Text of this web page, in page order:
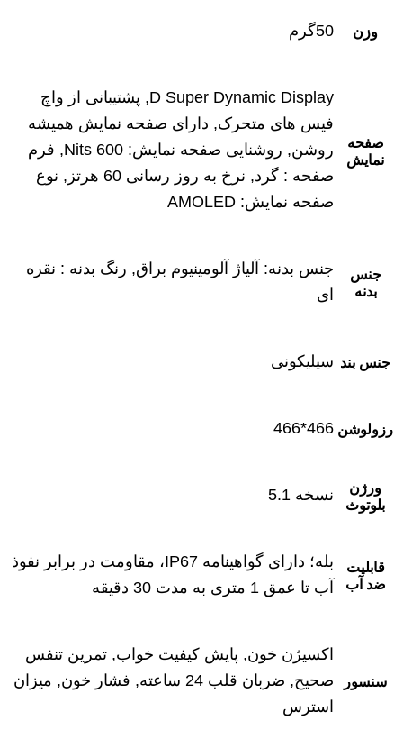
وزن 50گرم
صفحه
نمایش
D Super Dynamic Display, پشتیبانی از واچ
فیس های متحرک, دارای صفحه نمایش همیشه
روشن, روشنایی صفحه نمایش: 600 Nits, فرم
صفحه : گرد, نرخ به روز رسانی 60 هرتز, نوع
صفحه نمایش: AMOLED
جنس
بدنه
جنس بدنه: آلیاژ آلومینیوم براق, رنگ بدنه : نقره
ای
جنس بند سیلیکونی
رزولوشن 466*466
ورژن
بلوتوث
نسخه 5.1
قابلیت
ضد آب
بله؛ دارای گواهینامه IP67، مقاومت در برابر نفوذ
آب تا عمق 1 متری به مدت 30 دقیقه
سنسور
اکسیژن خون, پایش کیفیت خواب, تمرین تنفس
صحیح, ضربان قلب 24 ساعته, فشار خون, میزان
استرس